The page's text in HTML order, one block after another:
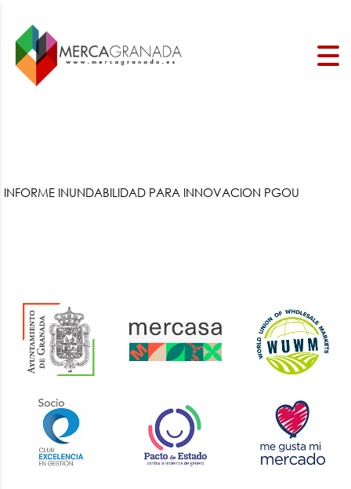
INFORME INUNDABILIDAD PARA INNOVACION PGOU